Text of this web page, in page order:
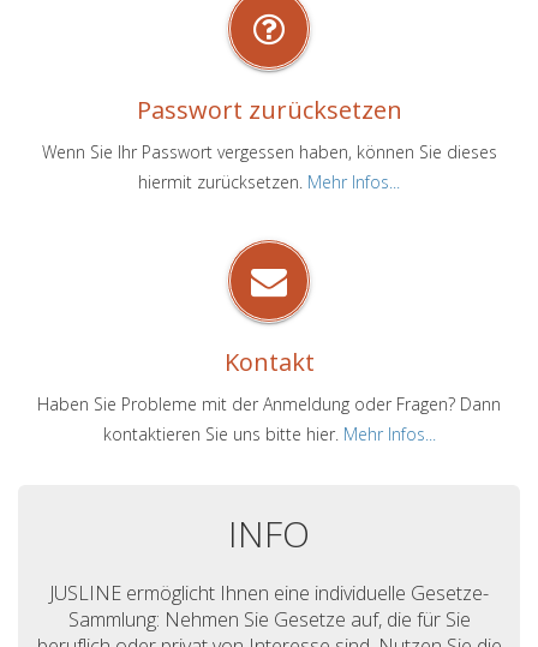
Passwort zurücksetzen
Wenn Sie Ihr Passwort vergessen haben, können Sie dieses
hiermit zurücksetzen. Mehr Infos...
Kontakt
Haben Sie Probleme mit der Anmeldung oder Fragen? Dann
kontaktieren Sie uns bitte hier. Mehr Infos...
INFO
JUSLINE ermöglicht Ihnen eine individuelle Gesetze-
Sammlung: Nehmen Sie Gesetze auf, die für Sie